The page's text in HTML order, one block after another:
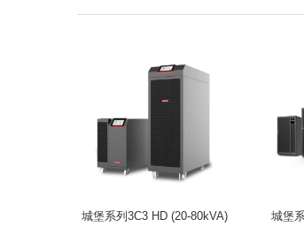
城堡系列3C3 HD (20-80kVA)
城堡